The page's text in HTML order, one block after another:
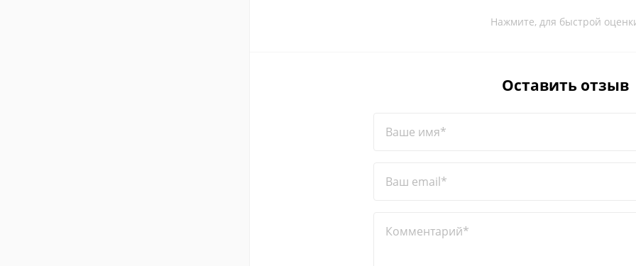
Нажмите, для быстрой
Оставить отзыв
Ваше имя*
Ваш email*
Комментарий*